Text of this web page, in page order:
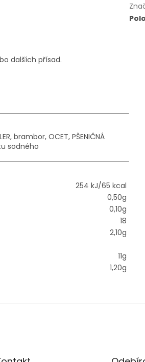
dalších přísad.
brambor, OCET, PŠENIČNÁ
sodného
254 kJ/65 kcal
0,50g
0,10g
18
2,10g
11g
1,20g